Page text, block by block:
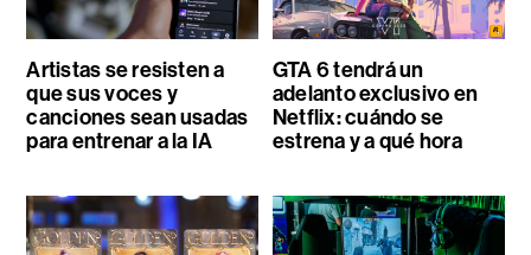
Artistas se resisten a
que sus voces y
canciones sean usadas
para entrenar a la IA
GTA 6 tendrá un
adelanto exclusivo en
Netflix: cuándo se
estrena y a qué hora